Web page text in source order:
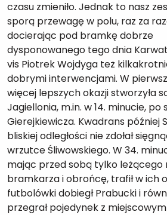
czasu zmieniło. Jednak to nasz
sporą przewagę w polu, raz za
docierając pod bramkę dobrze
dysponowanego tego dnia
vis Piotrek Wojdyga też
dobrymi interwencjami. W
więcej lepszych okazji stworzyła
Jagiellonia, m.in. w 14. minucie, po
Gierejkiewicza. Kwadrans później
bliskiej odległości nie zdołał
wrzutce Śliwowskiego. W 34.
mając przed sobą tylko leżącego
bramkarza i obrońcę, trafił w ich
futbolówki dobiegł Prabucki i
przegrał pojedynek z